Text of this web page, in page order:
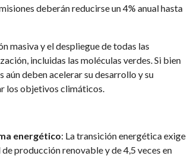
deberán reducirse un 4% anual hasta
masiva y el despliegue de todas las
incluidas las moléculas verdes. Si bien
deben acelerar su desarrollo y su
los objetivos climáticos.
energético: La transición energética exige
producción renovable y de 4,5 veces en